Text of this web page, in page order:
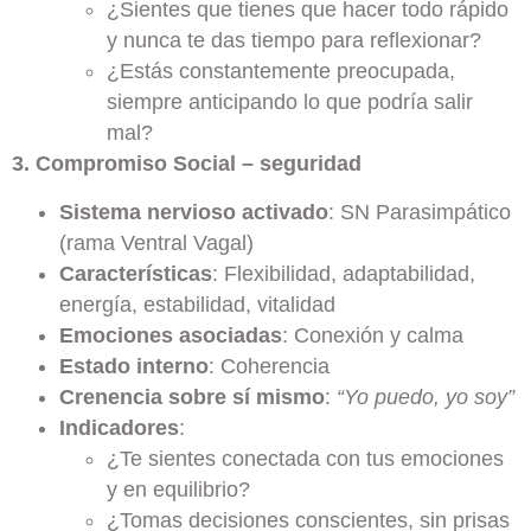
¿Sientes que tienes que hacer todo rápido
y nunca te das tiempo para reflexionar?
¿Estás constantemente preocupada,
siempre anticipando lo que podría salir
mal?
3. Compromiso Social – seguridad
Sistema nervioso activado: SN Parasimpático
(rama Ventral Vagal)
Características: Flexibilidad, adaptabilidad,
energía, estabilidad, vitalidad
Emociones asociadas: Conexión y calma
Estado interno: Coherencia
Crenencia sobre sí mismo: “Yo puedo, yo soy”
Indicadores:
¿Te sientes conectada con tus emociones
y en equilibrio?
¿Tomas decisiones conscientes, sin prisas